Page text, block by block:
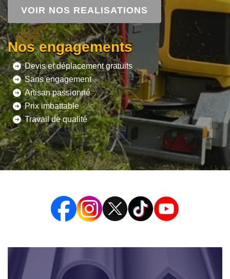
VOIR NOS REALISATIONS
Nos engagements
Devis et déplacement gratuits
Sans engagement
Artisan passionné
Prix imbattable
Travail de qualité